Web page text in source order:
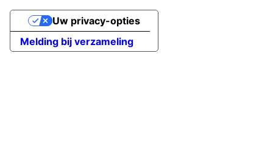
Melding bij verzameling
Uw privacy-opties